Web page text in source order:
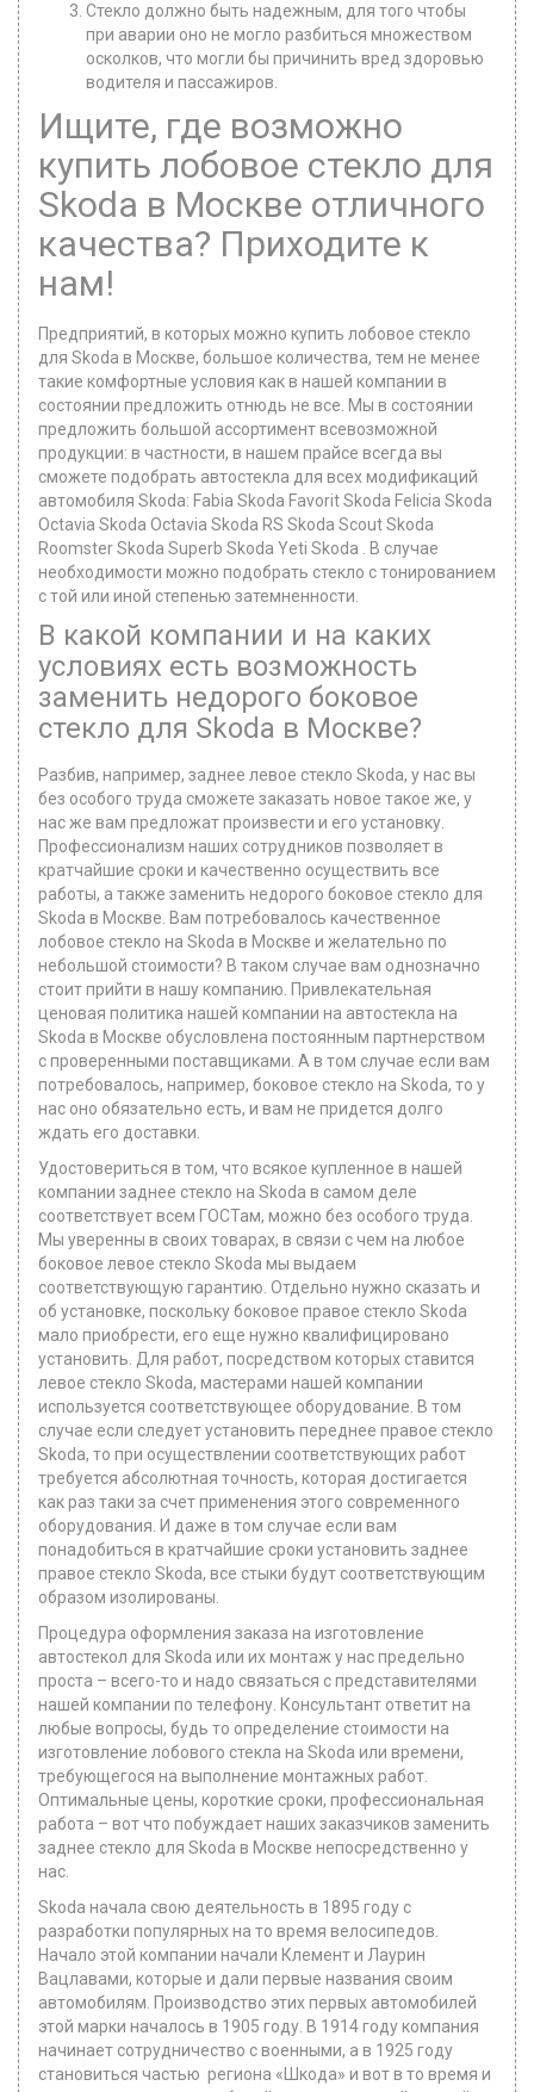
Стекло должно быть надежным, для того чтобы
при аварии оно не могло разбиться множеством
осколков, что могли бы причинить вред здоровью
водителя и пассажиров.
Ищите, где возможно
купить лобовое стекло для
Skoda в Москве отличного
качества? Приходите к
нам!
Предприятий, в которых можно купить лобовое стекло
для Skoda в Москве, большое количества, тем не менее
такие комфортные условия как в нашей компании в
состоянии предложить отнюдь не все. Мы в состоянии
предложить большой ассортимент всевозможной
продукции: в частности, в нашем прайсе всегда вы
сможете подобрать автостекла для всех модификаций
автомобиля Skoda: Fabia Skoda Favorit Skoda Felicia Skoda
Octavia Skoda Octavia Skoda RS Skoda Scout Skoda
Roomster Skoda Superb Skoda Yeti Skoda . В случае
необходимости можно подобрать стекло с тонированием
с той или иной степенью затемненности.
В какой компании и на каких
условиях есть возможность
заменить недорого боковое
стекло для Skoda в Москве?
Разбив, например, заднее левое стекло Skoda, у нас вы
без особого труда сможете заказать новое такое же, у
нас же вам предложат произвести и его установку.
Профессионализм наших сотрудников позволяет в
кратчайшие сроки и качественно осуществить все
работы, а также заменить недорого боковое стекло для
Skoda в Москве. Вам потребовалось качественное
лобовое стекло на Skoda в Москве и желательно по
небольшой стоимости? В таком случае вам однозначно
стоит прийти в нашу компанию. Привлекательная
ценовая политика нашей компании на автостекла на
Skoda в Москве обусловлена постоянным партнерством
с проверенными поставщиками. А в том случае если вам
потребовалось, например, боковое стекло на Skoda, то у
нас оно обязательно есть, и вам не придется долго
ждать его доставки.
Удостовериться в том, что всякое купленное в нашей
компании заднее стекло на Skoda в самом деле
соответствует всем ГОСТам, можно без особого труда.
Мы уверенны в своих товарах, в связи с чем на любое
боковое левое стекло Skoda мы выдаем
соответствующую гарантию. Отдельно нужно сказать и
об установке, поскольку боковое правое стекло Skoda
мало приобрести, его еще нужно квалифицировано
установить. Для работ, посредством которых ставится
левое стекло Skoda, мастерами нашей компании
используется соответствующее оборудование. В том
случае если следует установить переднее правое стекло
Skoda, то при осуществлении соответствующих работ
требуется абсолютная точность, которая достигается
как раз таки за счет применения этого современного
оборудования. И даже в том случае если вам
понадобиться в кратчайшие сроки установить заднее
правое стекло Skoda, все стыки будут соответствующим
образом изолированы.
Процедура оформления заказа на изготовление
автостекол для Skoda или их монтаж у нас предельно
проста – всего-то и надо связаться с представителями
нашей компании по телефону. Консультант ответит на
любые вопросы, будь то определение стоимости на
изготовление лобового стекла на Skoda или времени,
требующегося на выполнение монтажных работ.
Оптимальные цены, короткие сроки, профессиональная
работа – вот что побуждает наших заказчиков заменить
заднее стекло для Skoda в Москве непосредственно у
нас.
Skoda начала свою деятельность в 1895 году с
разработки популярных на то время велосипедов.
Начало этой компании начали Клемент и Лаурин
Вацлавами, которые и дали первые названия своим
автомобилям. Производство этих первых автомобилей
этой марки началось в 1905 году. В 1914 году компания
начинает сотрудничество с военными, а в 1925 году
становиться частью региона «Шкода» и вот в то время и